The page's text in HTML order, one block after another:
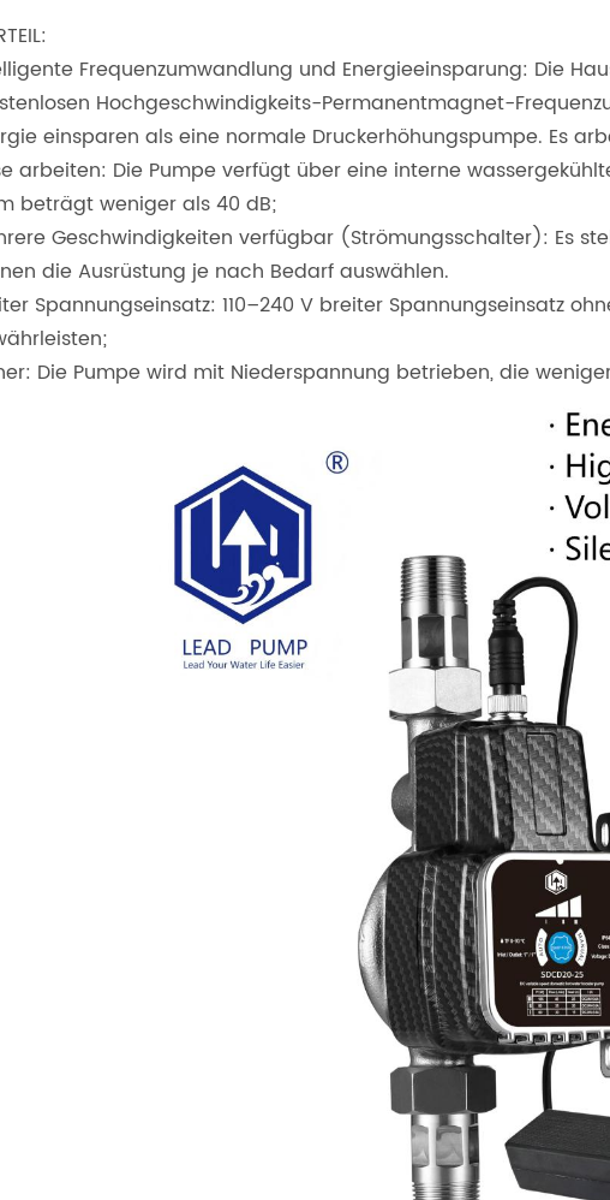
Frequenzumwandlung und Energieeinsparung: Die
Hochgeschwindigkeits-Permanentmagnet-
einsparen als eine normale Druckerhöhungspumpe. Es
arbeiten: Die Pumpe verfügt über eine interne
beträgt weniger als 40 dB;
Geschwindigkeiten verfügbar (Strömungsschalter): Es
die Ausrüstung je nach Bedarf auswählen.
Spannungseinsatz: 110–240 V breiter Spannungseinsatz
Die Pumpe wird mit Niederspannung betrieben, die